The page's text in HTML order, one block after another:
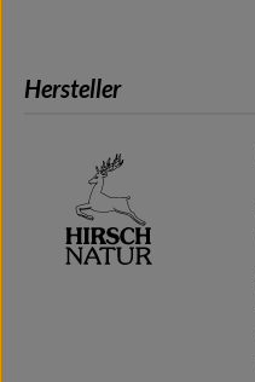
Hersteller